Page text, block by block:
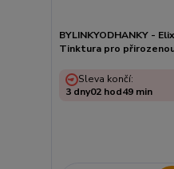
BYLINKYODHANKY -
Tinktura pro
Sleva končí:
3 dny02 hod49 min